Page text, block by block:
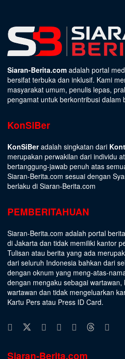
Siaran-Berita.com adalah portal
bersifat terbuka dan inklusif. Kami
masyarakat umum, penulis lepas,
pengamat untuk berkontribusi dalam
KonSiBer
KonSiBeradalah singkatan dari
merupakan perwakilan dari individu
bertanggung-jawab penuh atas
Siaran-Berita.com sesuai dengan
berlaku di Siaran-Berita.com
PEMBERITAHUAN
Siaran-Berita.com adalah portal
di Jakarta dan tidak memiliki kantor
Tulisan atau berita yang ada
dari seluruh Indonesia bahkan dari
dengan oknum yang meng-atas-
dengan mengaku sebagai
wartawan dan tidak mengeluarkan
Kartu Pers atau Press ID Card.
Siaran-Berita.com